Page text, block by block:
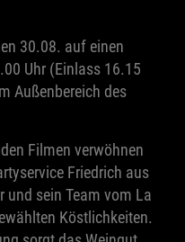
30.08. auf einen
Uhr (Einlass 16.15
Außenbereich des
Filmen verwöhnen
Friedrich aus
und sein Team vom La
Köstlichkeiten.